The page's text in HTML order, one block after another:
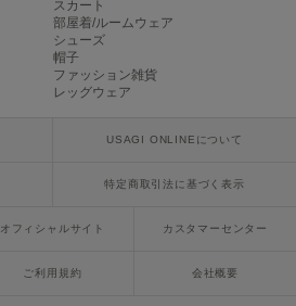
スカート
部屋着/ルームウェア
シューズ
帽子
ファッション雑貨
レッグウェア
USAGI ONLINEについて
特定商取引法に基づく表示
オフィシャルサイト カスタマーセンター
ご利用規約 会社概要